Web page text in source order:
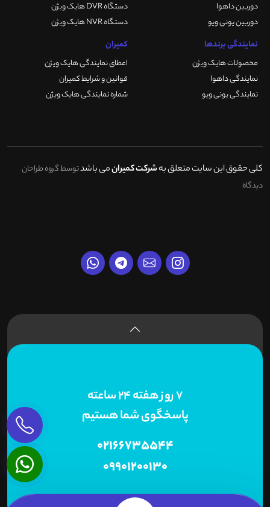
دوربین داهوا
دوربین یونی ویو
دستگاه DVR هایک ویژن
دستگاه NVR هایک ویژن
نمایندگی برندها
محصولات هایک ویژن
نمایندگی داهوا
نمایندگی یونی ویو
کمیران
اعطای نمایندگی هایک ویژن
قوانین و شرایط کمیران
شماره نمایندگی هایک ویژن
کلی حقوق این سایت متعلق بهشرکت کمیرانمی باشدتوسط گروه طراحان
دیدگاه
7 روز هفته 24 ساعته
پاسخگوی شما هستیم
02166735544
09901200130